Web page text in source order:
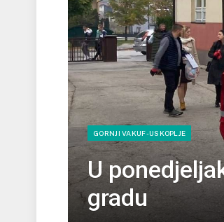
GORNJI VAKUF-USKOPLJE
U
gradu